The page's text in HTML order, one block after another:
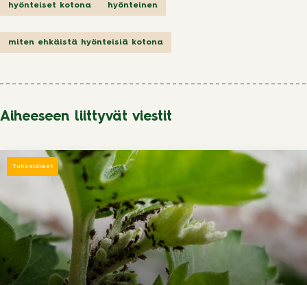
hyönteiset kotona hyönteinen
miten ehkäistä hyönteisiä kotona
Aiheeseen liittyvät viestit
Tuhoeläimet